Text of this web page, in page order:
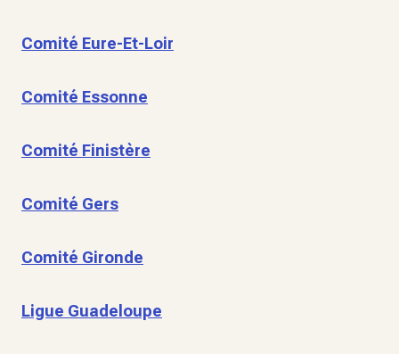
Comité Eure-Et-Loir
Comité Essonne
Comité Finistère
Comité Gers
Comité Gironde
Ligue Guadeloupe